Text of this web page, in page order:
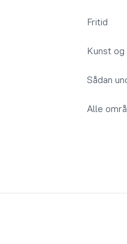
Fritid
Kunst
Sådan
Alle